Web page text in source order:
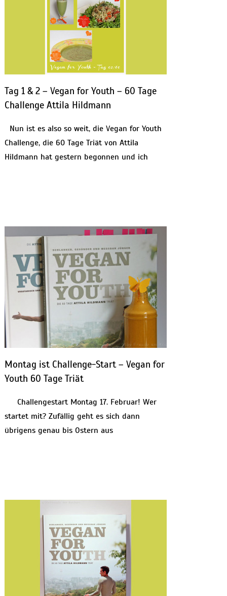
Tag 1 & 2 – Vegan for Youth – 60 Tage
Challenge Attila Hildmann
Nun ist es also so weit, die Vegan for Youth
Challenge, die 60 Tage Triät von Attila
Hildmann hat gestern begonnen und ich
Montag ist Challenge-Start – Vegan for
Youth 60 Tage Triät
Challengestart Montag 17. Februar! Wer
startet mit? Zufällig geht es sich dann
übrigens genau bis Ostern aus